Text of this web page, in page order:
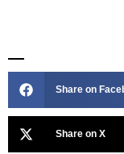
Share on
Share on X